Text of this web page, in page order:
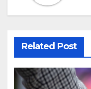
Related Post